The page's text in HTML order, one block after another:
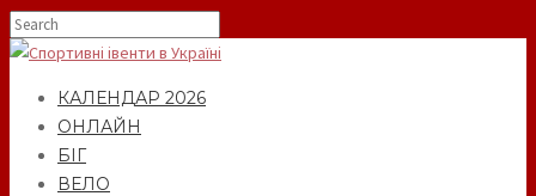
КАЛЕНДАР 2026
ОНЛАЙН
БІГ
ВЕЛО